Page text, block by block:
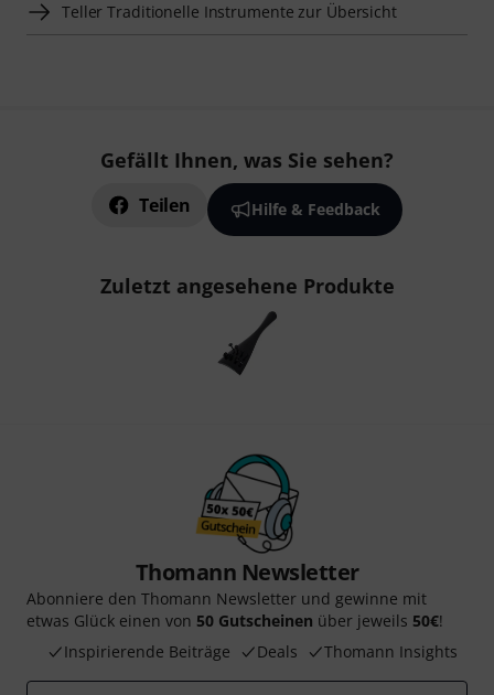
Teller Traditionelle Instrumente zur Übersicht
Gefällt Ihnen, was Sie sehen?
Teilen Hilfe & Feedback
Zuletzt angesehene Produkte
Thomann Newsletter
Abonniere den Thomann Newsletter und gewinne mit
etwas Glück einen von 50 Gutscheinen über jeweils 50€!
Inspirierende Beiträge
Deals Thomann Insights